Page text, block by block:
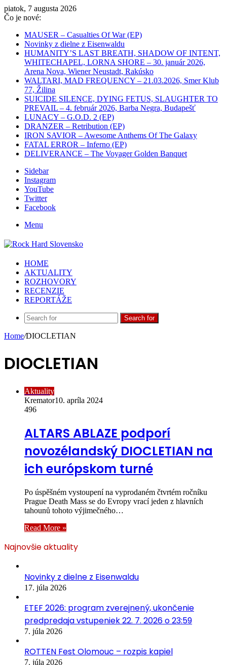
piatok, 7 augusta 2026
Čo je nové:
MAUSER – Casualties Of War (EP)
Novinky z dielne z Eisenwaldu
HUMANITY’S LAST BREATH, SHADOW OF INTENT,
WHITECHAPEL, LORNA SHORE – 30. január 2026,
Arena Nova, Wiener Neustadt, Rakúsko
WALTARI, MAD FREQUENCY – 21.03.2026, Smer Klub
77, Žilina
SUICIDE SILENCE, DYING FETUS, SLAUGHTER TO
PREVAIL – 4. február 2026, Barba Negra, Budapešť
LUNACY – G.O.D. 2 (EP)
DRANZER – Retribution (EP)
IRON SAVIOR – Awesome Anthems Of The Galaxy
FATAL ERROR – Inferno (EP)
DELIVERANCE – The Voyager Golden Banquet
Sidebar
Instagram
YouTube
Twitter
Facebook
Menu
HOME
AKTUALITY
ROZHOVORY
RECENZIE
REPORTÁŽE
Search for
Home/DIOCLETIAN
DIOCLETIAN
Aktuality
Kremator10. apríla 2024
496
ALTARS ABLAZE podporí
novozélandský DIOCLETIAN na
ich európskom turné
Po úspěšném vystoupení na vyprodaném čtvrtém ročníku
Prague Death Mass se do Evropy vrací jeden z hlavních
tahounů tohoto výjimečného…
Read More »
Najnovšie aktuality
Novinky z dielne z Eisenwaldu
17. júla 2026
ETEF 2026: program zverejnený, ukončenie
predpredaja vstupeniek 22. 7. 2026 o 23:59
7. júla 2026
ROTTEN Fest Olomouc – rozpis kapiel
7. júla 2026